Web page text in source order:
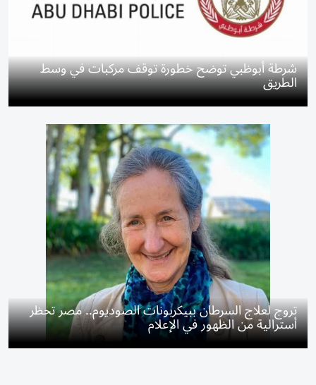
شرطة أبوظبي توضح خطورة توقف مركبات في وسط
الطريق
تروج لعلاج السرطان ببيكربونات الصوديوم.. مصر تحظر
أسترالية من الظهور في الإعلام